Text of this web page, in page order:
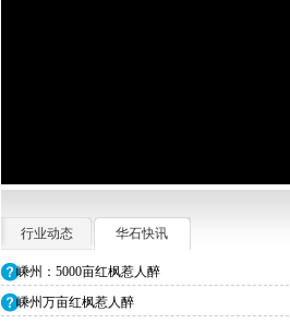
行业动态 华石快讯
嵊州：5000亩红枫惹人醉
嵊州万亩红枫惹人醉